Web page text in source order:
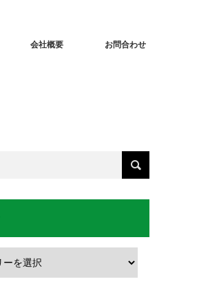
会社概要 お問合わせ